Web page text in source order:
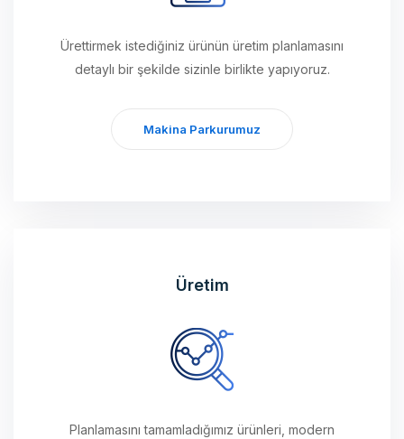
Ürettirmek istediğiniz ürünün üretim planlamasını
detaylı bir şekilde sizinle birlikte yapıyoruz.
Makina Parkurumuz
Üretim
Planlamasını tamamladığımız ürünleri, modern